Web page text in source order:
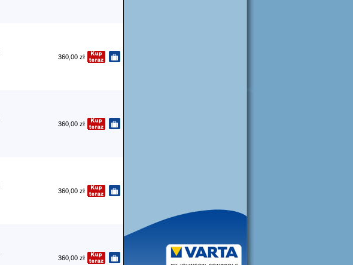
360,00 zł
360,00 zł
360,00 zł
360,00 zł